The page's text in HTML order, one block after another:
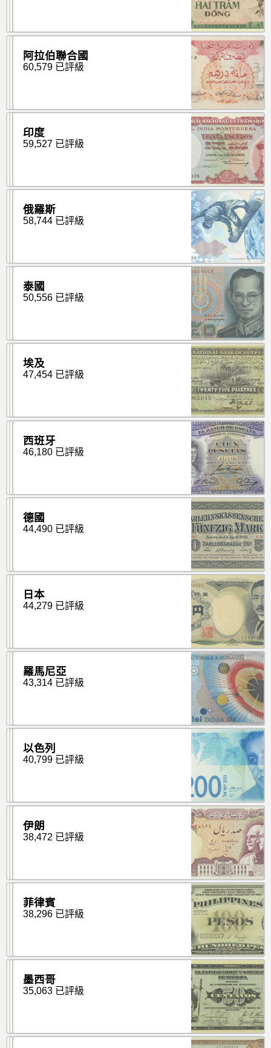
阿拉伯聯合國
60,579 已評級
印度
59,527 已評級
俄羅斯
58,744 已評級
泰國
50,556 已評級
埃及
47,454 已評級
西班牙
46,180 已評級
德國
44,490 已評級
日本
44,279 已評級
羅馬尼亞
43,314 已評級
以色列
40,799 已評級
伊朗
38,472 已評級
菲律賓
38,296 已評級
墨西哥
35,063 已評級